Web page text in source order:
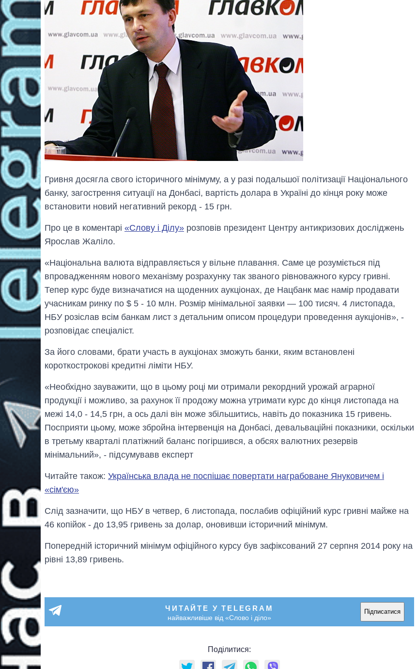
Гривня досягла свого історичного мінімуму, а у разі подальшої політизації Національного
банку, загострення ситуації на Донбасі, вартість долара в Україні до кінця року може
встановити новий негативний рекорд - 15 грн.
Про це в коментарі «Слову і Ділу» розповів президент Центру антикризових досліджень
Ярослав Жаліло.
«Національна валюта відправляється у вільне плавання. Саме це розуміється під
впровадженням нового механізму розрахунку так званого рівноважного курсу гривні.
Тепер курс буде визначатися на щоденних аукціонах, де Нацбанк має намір продавати
учасникам ринку по $ 5 - 10 млн. Розмір мінімальної заявки — 100 тисяч. 4 листопада,
НБУ розіслав всім банкам лист з детальним описом процедури проведення аукціонів», -
розповідає спеціаліст.
За його словами, брати участь в аукціонах зможуть банки, яким встановлені
короткострокові кредитні ліміти НБУ.
«Необхідно зауважити, що в цьому році ми отримали рекордний урожай аграрної
продукції і можливо, за рахунок її продожу можна утримати курс до кінця листопада на
межі 14,0 - 14,5 грн, а ось далі він може збільшитись, навіть до показника 15 гривень.
Посприяти цьому, може збройна інтервенція на Донбасі, девальваційні показники, оскільки
в третьму кварталі платіжний баланс погіршився, а обсях валютних резервів
мінімальний», - підсумувавв експерт
Читайте також: Українська влада не поспішає повертати награбоване Януковичем і
«сім'єю»
Слід зазначити, що НБУ в четвер, 6 листопада, послабив офіційний курс гривні майже на
46 копійок - до 13,95 гривень за долар, оновивши історичний мінімум.
Попередній історичний мінімум офіційного курсу був зафіксований 27 серпня 2014 року на
рівні 13,89 гривень.
ЧИТАЙТЕ У TELEGRAM
найважливіше від «Слово і діло»
Підписатися
Поділитися:
на холодну воду
містах України
початок серпня